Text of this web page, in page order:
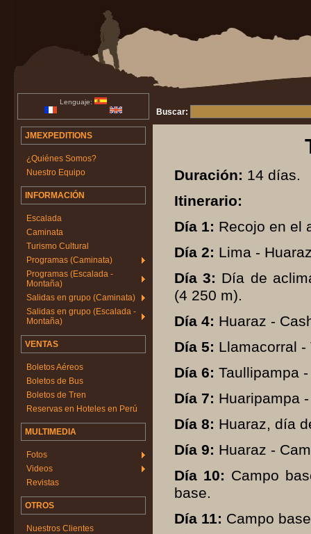
Lenguaje:
JMEXPEDITIONS
¿Quiénes Somos?
Nuestro Equipo
INFORMACIÓN
Escalada
Caminata
Turismo Cultural
Programas (Caminata)
Programas (Escalada -
Montaña)
Salidas en grupo (Caminata)
Salidas en grupo (Escalada -
Montaña)
VENTAS
Boletos Aéreos
Boletos de Bus
Boletos de Tren
Reservas en Hoteles en Perú
MULTIMEDIA
Fotos
Videos
Revistas
OTROS
Nuestros Clientes
Buscar:
Duración: 14 días.
Itinerario:
Día 1: Recojo en el
Día 2: Lima -
Día 3: Día de
(4 250 m).
Día 4: Huaraz -
Día 5: Llamacorral -
Día 6: Taullipampa
Día 7: Huaripampa
Día 8: Huaraz, día
Día 9: Huaraz -
Día 10: Campo
base.
Día 11: Campo